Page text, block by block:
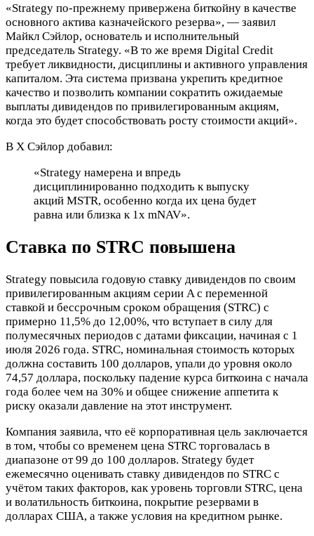
«Strategy по-прежнему привержена биткойну в качестве
основного актива казначейского резерва», — заявил
Майкл Сэйлор, основатель и исполнительный
председатель Strategy. «В то же время Digital Credit
требует ликвидности, дисциплины и активного управления
капиталом. Эта система призвана укрепить кредитное
качество и позволить компании сократить ожидаемые
выплаты дивидендов по привилегированным акциям,
когда это будет способствовать росту стоимости акций».
В X Сэйлор добавил:
«Strategy намерена и впредь
дисциплинированно подходить к выпуску
акций MSTR, особенно когда их цена будет
равна или близка к 1x mNAV».
Ставка по STRC повышена
Strategy повысила годовую ставку дивидендов по своим
привилегированным акциям серии A с переменной
ставкой и бессрочным сроком обращения (STRC) с
примерно 11,5% до 12,00%, что вступает в силу для
полумесячных периодов с датами фиксации, начиная с 1
июля 2026 года. STRC, номинальная стоимость которых
должна составить 100 долларов, упали до уровня около
74,57 доллара, поскольку падение курса биткоина с начала
года более чем на 30% и общее снижение аппетита к
риску оказали давление на этот инструмент.
Компания заявила, что её корпоративная цель заключается
в том, чтобы со временем цена STRC торговалась в
диапазоне от 99 до 100 долларов. Strategy будет
ежемесячно оценивать ставку дивидендов по STRC с
учётом таких факторов, как уровень торговли STRC, цена
и волатильность биткоина, покрытие резервами в
долларах США, а также условия на кредитном рынке.